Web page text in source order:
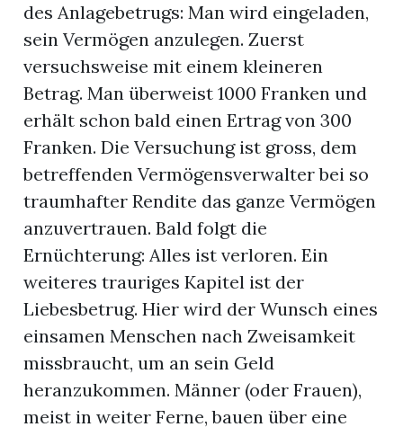
des Anlagebetrugs: Man wird eingeladen,
sein Vermögen anzulegen. Zuerst
versuchsweise mit einem kleineren
Betrag. Man überweist 1000 Franken und
erhält schon bald einen Ertrag von 300
Franken. Die Versuchung ist gross, dem
betreffenden Vermögensverwalter bei so
traumhafter Rendite das ganze Vermögen
anzuvertrauen. Bald folgt die
Ernüchterung: Alles ist verloren. Ein
weiteres trauriges Kapitel ist der
Liebesbetrug. Hier wird der Wunsch eines
einsamen Menschen nach Zweisamkeit
missbraucht, um an sein Geld
heranzukommen. Männer (oder Frauen),
meist in weiter Ferne, bauen über eine